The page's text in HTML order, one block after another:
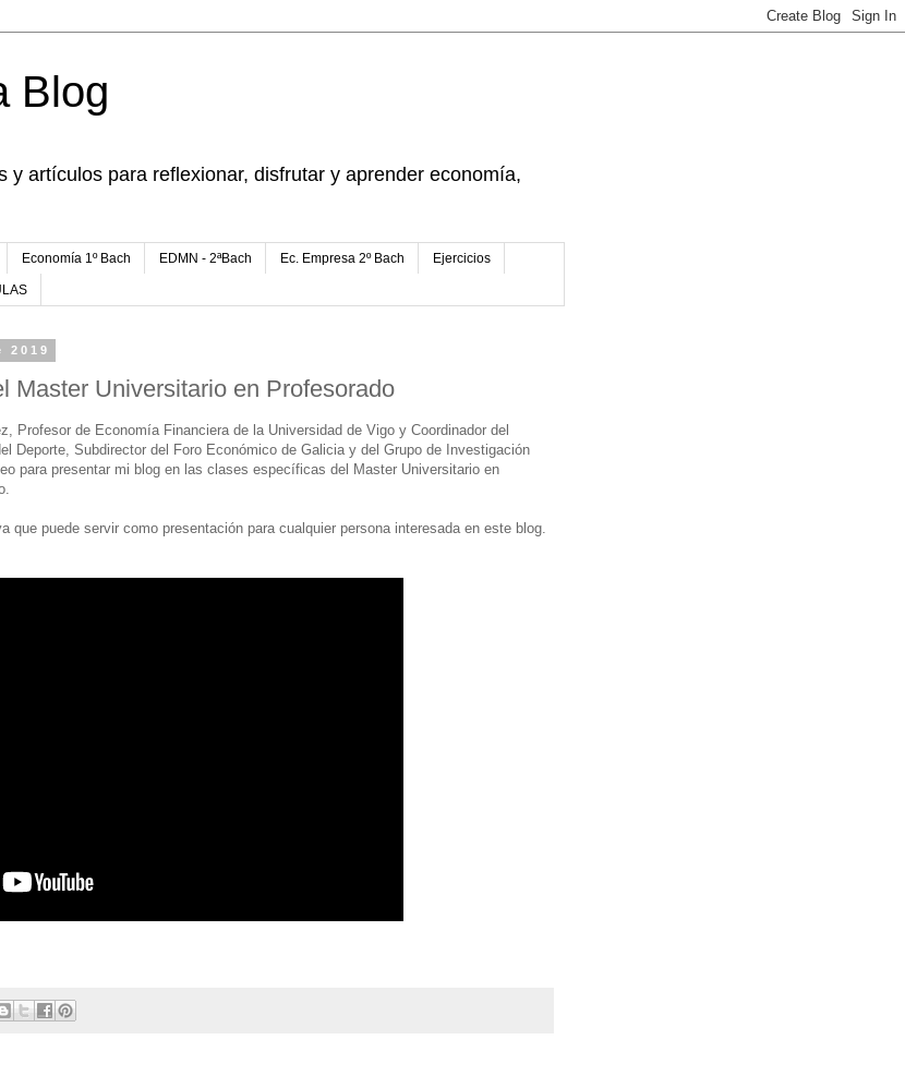
Blog
y artículos para reflexionar, disfrutar y aprender economía,
Economía 1º Bach EDMN - 2ªBach Ec. Empresa 2º Bach Ejercicios
2019
Master Universitario en Profesorado
Profesor de Economía Financiera de la Universidad de Vigo y Coordinador del
Deporte, Subdirector del Foro Económico de Galicia y del Grupo de Investigación
para presentar mi blog en las clases específicas del Master Universitario en
que puede servir como presentación para cualquier persona interesada en este blog.